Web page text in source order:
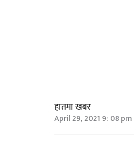
हातमा खबर
April 29, 2021 9: 08 pm